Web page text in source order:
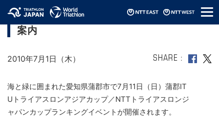
メ
ニ
2010蒲郡ITUアジアカップ(7/11開催）取材
案内
2010年7月1日（木） SHARE
海と緑に囲まれた愛知県蒲郡市で7月11日（日）蒲郡IT
Uトライアスロンアジアカップ／NTTトライアスロンジ
ャパンカップランキングイベントが開催されます。